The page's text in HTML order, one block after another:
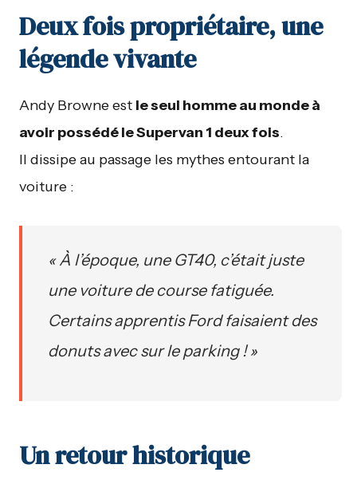
Deux fois propriétaire, une
légende vivante
Andy Browne est le seul homme au monde à
avoir possédé le Supervan 1 deux fois.
Il dissipe au passage les mythes entourant la
voiture :
« À l’époque, une GT40, c’était juste
une voiture de course fatiguée.
Certains apprentis Ford faisaient des
donuts avec sur le parking ! »
Un retour historique